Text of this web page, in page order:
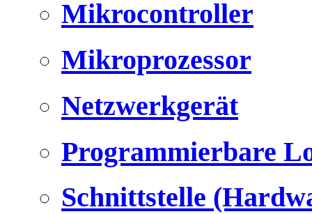
Mikrocontroller
Mikroprozessor
Netzwerkgerät
Programmierbare
Schnittstelle